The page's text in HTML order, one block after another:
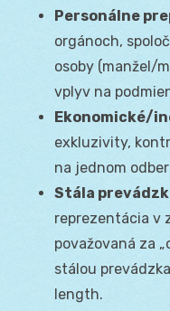
Personálne
orgánoch,
osoby (manžel/
vplyv na
Ekonomické/
exkluzivity,
na jednom
Stála
reprezentácia v
považovaná za
stálou
length.